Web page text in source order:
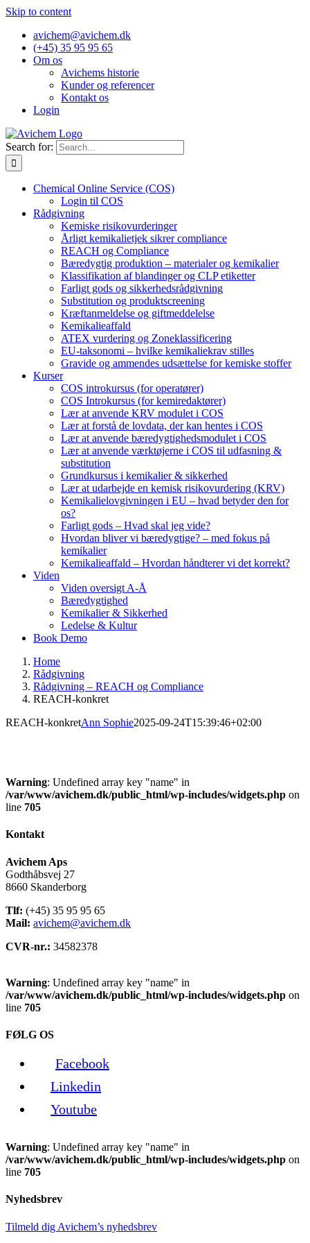
Skip to content
avichem@avichem.dk
(+45) 35 95 95 65
Om os
Avichems historie
Kunder og referencer
Kontakt os
Login
Search for:
Chemical Online Service (COS)
Login til COS
Rådgivning
Kemiske risikovurderinger
Årligt kemikalietjek sikrer compliance
REACH og Compliance
Bæredygtig produktion – materialer og kemikalier
Klassifikation af blandinger og CLP etiketter
Farligt gods og sikkerhedsrådgivning
Substitution og produktscreening
Kræftanmeldelse og giftmeddelelse
Kemikalieaffald
ATEX vurdering og Zoneklassificering
EU-taksonomi – hvilke kemikaliekrav stilles
Gravide og ammendes udsættelse for kemiske stoffer
Kurser
COS introkursus (for operatører)
COS Introkursus (for kemiredaktører)
Lær at anvende KRV modulet i COS
Lær at forstå de lovdata, der kan hentes i COS
Lær at anvende bæredygtighedsmodulet i COS
Lær at anvende værktøjerne i COS til udfasning &
substitution
Grundkursus i kemikalier & sikkerhed
Lær at udarbejde en kemisk risikovurdering (KRV)
Kemikalielovgivningen i EU – hvad betyder den for
os?
Farligt gods – Hvad skal jeg vide?
Hvordan bliver vi bæredygtige? – med fokus på
kemikalier
Kemikalieaffald – Hvordan håndterer vi det korrekt?
Viden
Viden oversigt A-Å
Bæredygtighed
Kemikalier & Sikkerhed
Ledelse & Kultur
Book Demo
Home
Rådgivning
Rådgivning – REACH og Compliance
REACH-konkret
REACH-konkretAnn Sophie2025-09-24T15:39:46+02:00
Warning: Undefined array key "name" in
/var/www/avichem.dk/public_html/wp-includes/widgets.php on
line 705
Kontakt
Avichem Aps
Godthåbsvej 27
8660 Skanderborg
Tlf: (+45) 35 95 95 65
Mail: avichem@avichem.dk
CVR-nr.: 34582378
Warning: Undefined array key "name" in
/var/www/avichem.dk/public_html/wp-includes/widgets.php on
line 705
FØLG OS
Facebook
Linkedin
Youtube
Warning: Undefined array key "name" in
/var/www/avichem.dk/public_html/wp-includes/widgets.php on
line 705
Nyhedsbrev
Tilmeld dig Avichem’s nyhedsbrev